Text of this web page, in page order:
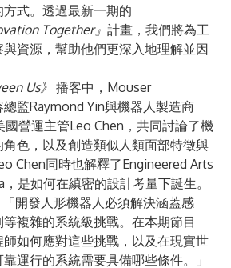
式。透過最新一期的
Together』 計畫，我們將為工
資源，幫助他們更深入地理解並因
Us》 播客中，Mouser
監Raymond Yin與機器人製造商
國營運主管Leo Chen，共同討論了機
色，以及創造類似人類面部特徵與
Chen同時也解釋了Engineered Arts
是如何在縝密的設計考量下誕生。
開發人形機器人必須解決涵蓋感
複雜的系統級挑戰。在本期節目
如何應對這些挑戰，以及在現實世
運行的系統需要具備哪些條件。」